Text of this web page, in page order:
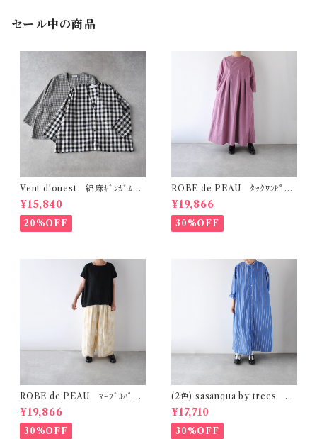
セール中の商品
Vent d'ouest 綿麻ｷﾞﾝｶﾞﾑﾁｪ
ｯｸ ﾉｰｶﾗｰｼﾞｬｹｯﾄ VE19621
¥15,840
20%OFF
ROBE de PEAU ﾀｯｸﾜﾝﾋﾟｰｽ
(ﾌﾟﾗﾑ) R342
¥19,866
30%OFF
ROBE de PEAU ﾏｰﾌﾞﾙﾊﾟﾀｰ
ﾝ ﾜｲﾄﾞﾊﾟﾝﾂ (ｽｷﾝﾏｰﾌﾞﾙ(ｲｴﾛｰ系)
) R303
¥19,866
30%OFF
(2色) sasanqua by trees ｶｹ
ｱｲﾜﾝﾋﾟｰｽ AN-318
¥17,710
30%OFF